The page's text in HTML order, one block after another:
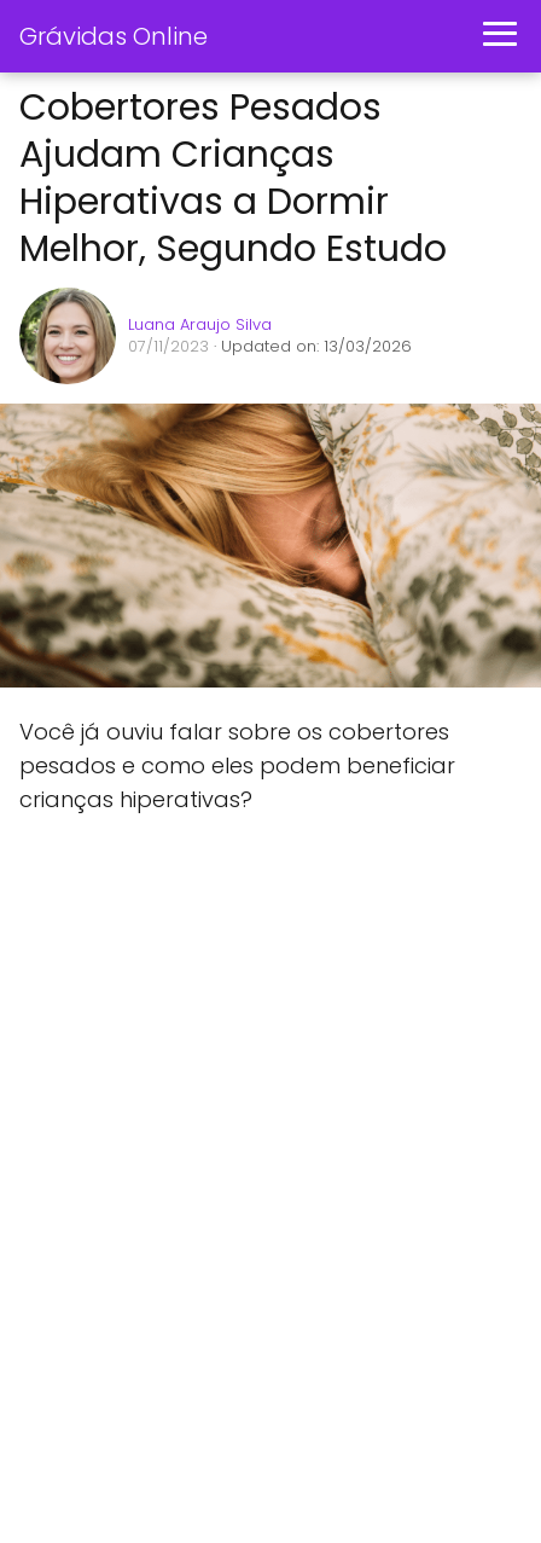
Grávidas Online
Cobertores Pesados
Ajudam Crianças
Hiperativas a Dormir
Melhor, Segundo Estudo
Luana Araujo Silva
07/11/2023 · Updated on: 13/03/2026
Você já ouviu falar sobre os cobertores
pesados e como eles podem beneficiar
crianças hiperativas?